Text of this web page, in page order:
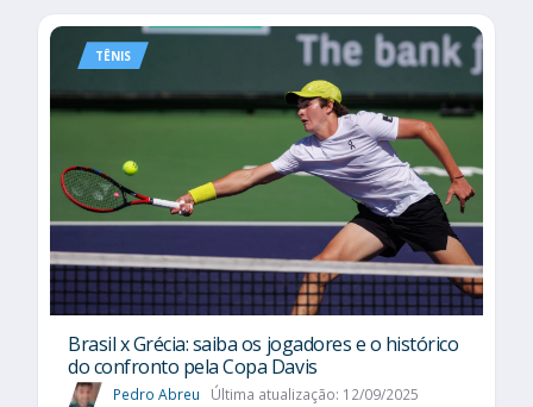
TÊNIS
Brasil x Grécia: saiba os jogadores e o histórico
do confronto pela Copa Davis
Pedro Abreu Última atualização: 12/09/2025